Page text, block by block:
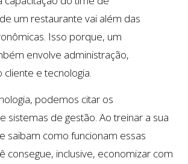
um restaurante vai além das
Isso porque, um
envolve administração,
e tecnologia.
podemos citar os
sistemas de gestão. Ao treinar a sua
saibam como funcionam essas
consegue, inclusive, economizar com